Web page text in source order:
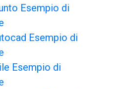
Esempio di
Esempio di
Esempio di